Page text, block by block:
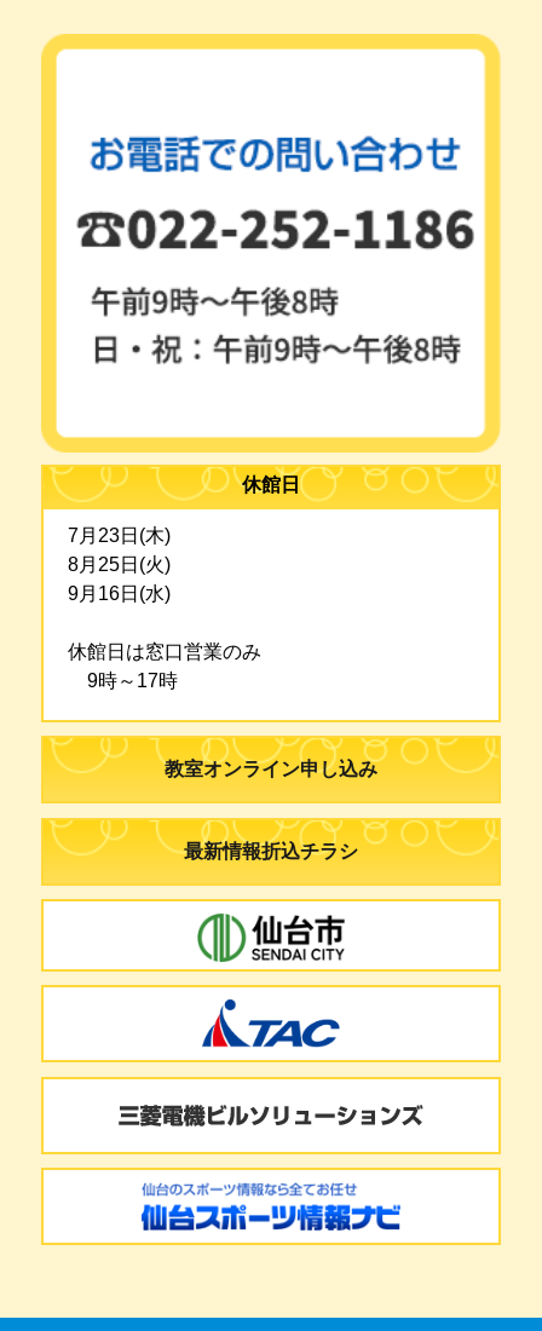
休館日
7月23日(木)
8月25日(火)
9月16日(水)
休館日は窓口営業のみ
9時～17時
教室オンライン申し込み
最新情報折込チラシ